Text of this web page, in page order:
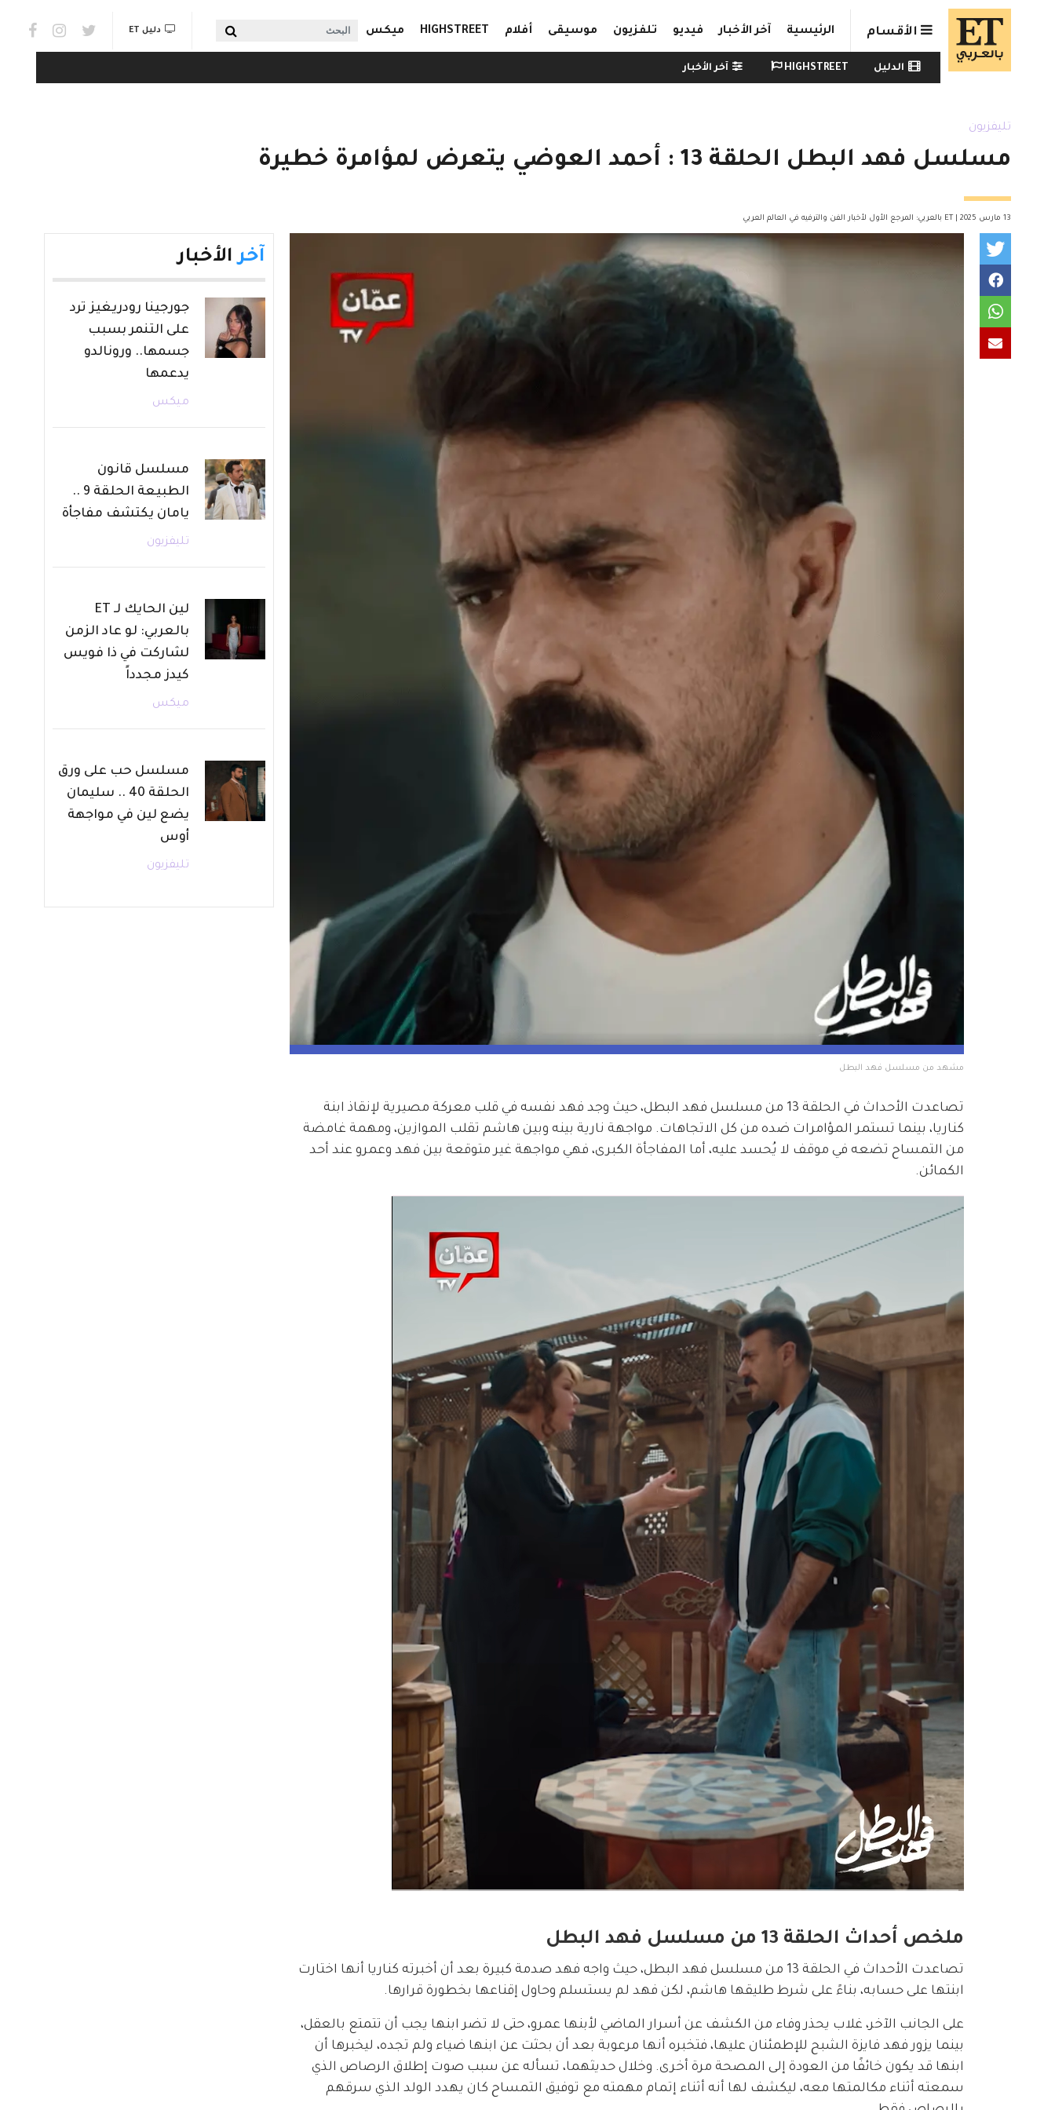
Skip to main content
الأقسام الرئيسية آخر الأخبار فيديو تلفزيون موسيقى أفلام HIGHSTREET ميكس البحث links & Watch
دليل ET
Watch menu
الدليل HIGHSTREET آخر الأخبار
تليفزيون
مسلسل فهد البطل الحلقة 13 : أحمد العوضي يتعرض لمؤامرة خطيرة
13 مارس 2025 | ET بالعربي: المرجع الأول لأخبار الفن والترفيه في العالم العربي
مشهد من مسلسل فهد البطل
تصاعدت الأحداث في الحلقة 13 من مسلسل فهد البطل، حيث وجد فهد نفسه في قلب معركة مصيرية لإنقاذ ابنة
كناريا، بينما تستمر المؤامرات ضده من كل الاتجاهات. مواجهة نارية بينه وبين هاشم تقلب الموازين، ومهمة غامضة
من التمساح تضعه في موقف لا يُحسد عليه، أما المفاجأة الكبرى، فهي مواجهة غير متوقعة بين فهد وعمرو عند أحد
الكمائن.
ملخص أحداث الحلقة 13 من مسلسل فهد البطل
تصاعدت الأحداث في الحلقة 13 من مسلسل فهد البطل، حيث واجه فهد صدمة كبيرة بعد أن أخبرته كناريا أنها اختارت
ابنتها على حسابه، بناءً على شرط طليقها هاشم، لكن فهد لم يستسلم وحاول إقناعها بخطورة قرارها.
على الجانب الآخر، غلاب يحذر وفاء من الكشف عن أسرار الماضي لأبنها عمرو، حتى لا تضر ابنها يجب أن تتمتع بالعقل،
بينما يزور فهد فايزة الشبح للإطمئنان عليها، فتخبره أنها مرعوبة بعد أن بحثت عن ابنها ضياء ولم تجده، ليخبرها أن
ابنها قد يكون خائفًا من العودة إلى المصحة مرة أخرى. وخلال حديثهما، تسأله عن سبب صوت إطلاق الرصاص الذي
سمعته أثناء مكالمتها معه، ليكشف لها أنه أثناء إتمام مهمته مع توفيق التمساح كان يهدد الولد الذي سرقهم
آخر الأخبار
جورجينا رودريغيز ترد
على التنمر بسبب
جسمها.. ورونالدو
يدعمها
ميكس
مسلسل قانون
الطبيعة الحلقة 9 ..
يامان يكتشف مفاجأة
تليفزيون
لين الحايك لـ ET
بالعربي: لو عاد الزمن
لشاركت في ذا فويس
كيدز مجدداً
ميكس
مسلسل حب على ورق
الحلقة 40 .. سليمان
يضع لين في مواجهة
أوس
تليفزيون